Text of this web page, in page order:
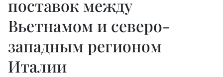
поставок между
Вьетнамом и северо-
западным регионом
Италии